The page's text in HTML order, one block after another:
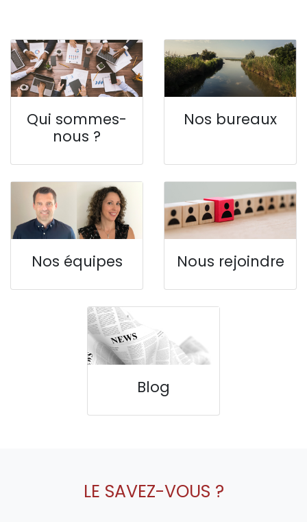
Qui sommes-
nous ?
Nos bureaux
Nos équipes Nous rejoindre
Blog
LE SAVEZ-VOUS ?